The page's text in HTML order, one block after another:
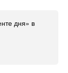
дня» в